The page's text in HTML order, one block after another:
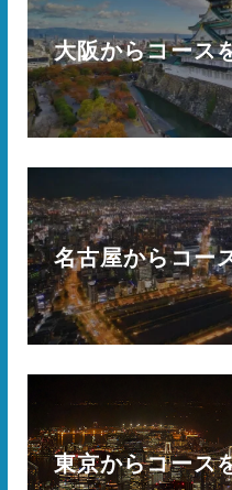
大阪からコース
名古屋からコー
東京からコース